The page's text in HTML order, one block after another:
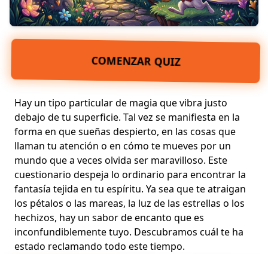
COMENZAR QUIZ
Hay un tipo particular de magia que vibra justo
debajo de tu superficie. Tal vez se manifiesta en la
forma en que sueñas despierto, en las cosas que
llaman tu atención o en cómo te mueves por un
mundo que a veces olvida ser maravilloso. Este
cuestionario despeja lo ordinario para encontrar la
fantasía tejida en tu espíritu. Ya sea que te atraigan
los pétalos o las mareas, la luz de las estrellas o los
hechizos, hay un sabor de encanto que es
inconfundiblemente tuyo. Descubramos cuál te ha
estado reclamando todo este tiempo.